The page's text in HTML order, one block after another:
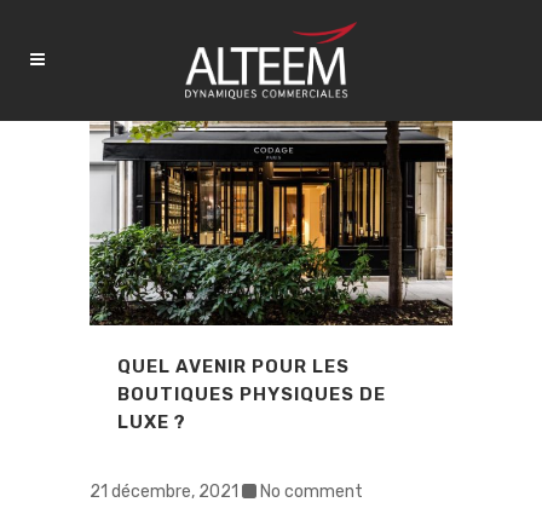
QUEL AVENIR POUR LES
BOUTIQUES PHYSIQUES DE
LUXE ?
21 décembre, 2021 No comment